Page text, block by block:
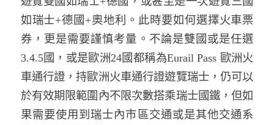
如瑞士+德國+奧地利。此時要如何選擇火車票
券，更是需要謹慎考量。不論是雙國或是任選
3.4.5國，或是歐洲24國都稱為Eurail Pass 歐洲火
車通行證，持歐洲火車通行證遊覽瑞士，仍可以
於有效期限範圍內不限次數搭乘瑞士國鐵，但如
果需要使用到瑞士內市區交通或是其他交通系